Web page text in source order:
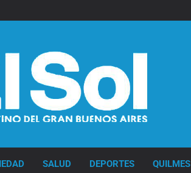
SALUD DEPORTES QUILMES